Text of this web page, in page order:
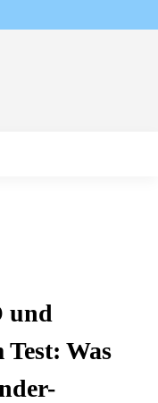
und
Was